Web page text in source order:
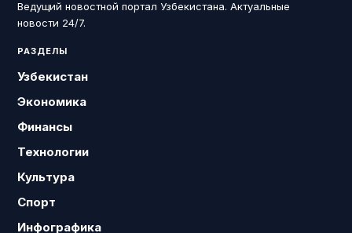
Ведущий новостной портал Узбекистана. Актуальные
новости 24/7.
РАЗДЕЛЫ
Узбекистан
Экономика
Финансы
Технологии
Культура
Спорт
Инфографика